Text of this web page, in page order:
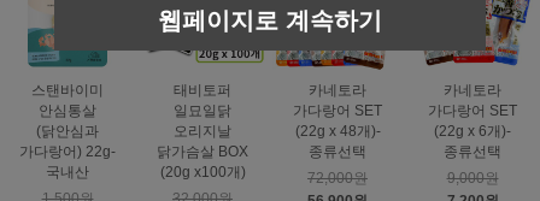
스탠바이미
안심통살
(닭안심과
가다랑어) 22g-
국내산
태비토퍼
일묘일닭
오리지날
닭가슴살 BOX
(20g x100개)
카네토라
가다랑어 SET
(22g x 48개)-
종류선택
72,000원
카네토라
가다랑어 SET
(22g x 6개)-
종류선택
9,000원
웹페이지로 계속하기